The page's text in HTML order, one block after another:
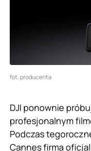
fot. producenta
DJI ponownie
profesjonalnym
Podczas
Cannes firma